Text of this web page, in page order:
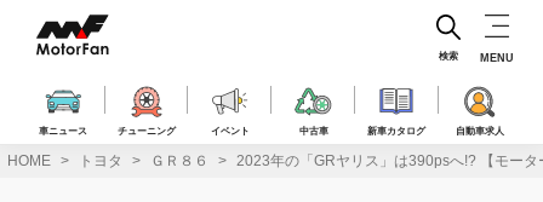
ス
車ニュース チューニング イベント 中古車 新車カタログ 自動車求人
検索 MENU
HOME トヨタ ＧＲ８６ 2023年の「GRヤリス」は390psへ!? 【モー